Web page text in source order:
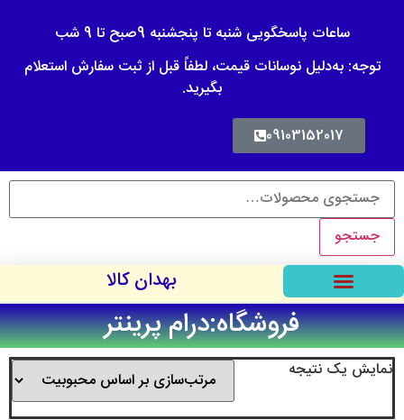
ساعات پاسخگویی شنبه تا پنجشنبه 9صبح تا 9 شب
توجه: به‌دلیل نوسانات قیمت، لطفاً قبل از ثبت سفارش استعلام
بگیرید.
09103152017
جستجو
بهدان کالا
فروشگاه:درام پرینتر
نمایش یک نتیجه